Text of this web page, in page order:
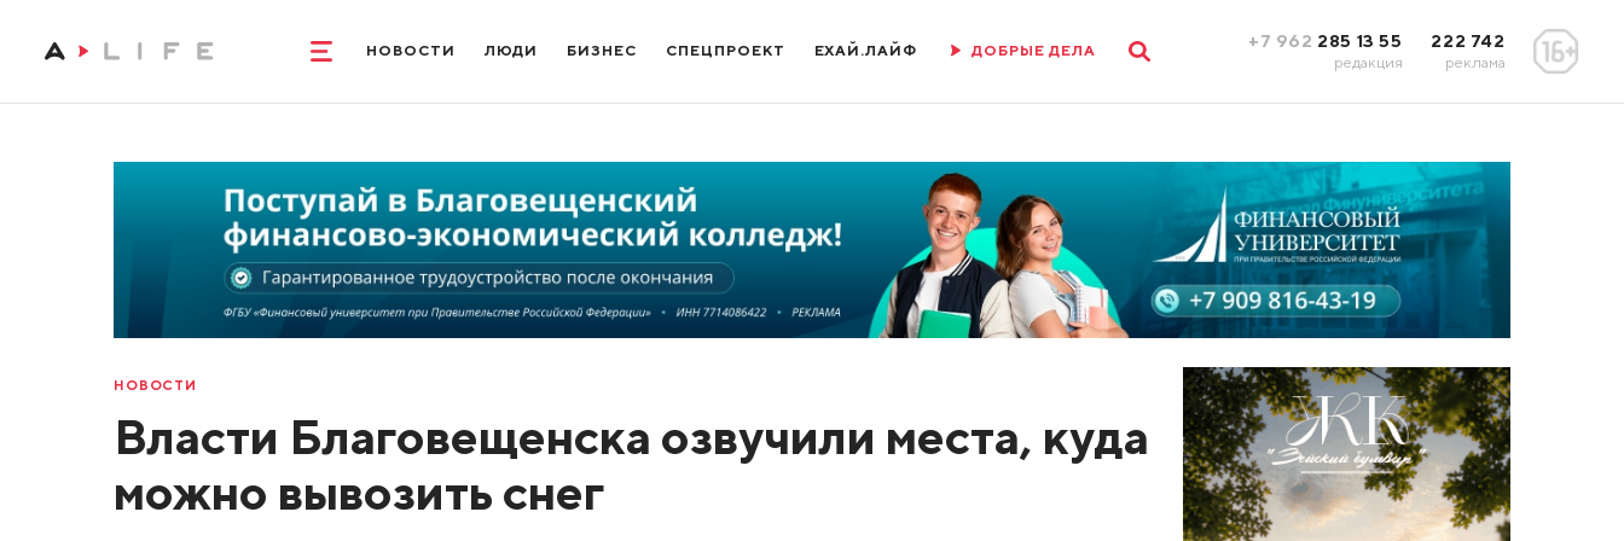
НОВОСТИ ЛЮДИ БИЗНЕС СПЕЦПРОЕКТ ЕХАЙ.ЛАЙФ ДОБРЫЕ ДЕЛА +7 962 285 13 55
редакция
222 742
реклама
НОВОСТИ
Власти Благовещенска озвучили места, куда
можно вывозить снег